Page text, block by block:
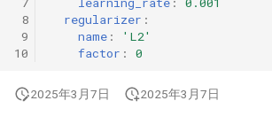
8
9
10
regularizer :
name :
'L2'
factor : 0
2025年3月7日 2025年3月7日